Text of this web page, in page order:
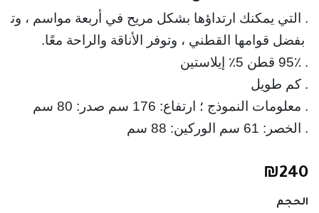
. التي يمكنك ارتداؤها بشكل مريح في أربعة مواسم ،
. معلومات النموذج ؛ ارتفاع: 176 سم صدر: 80 سم
. الخصر: 61 سم الوركين: 88 سم
₪240
الحجم